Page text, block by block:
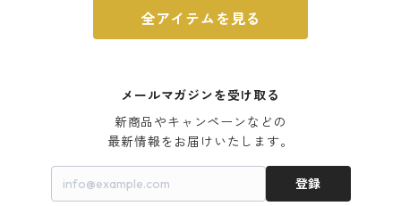
全アイテムを見る
メールマガジンを受け取る
新商品やキャンペーンなどの
最新情報をお届けいたします。
登録